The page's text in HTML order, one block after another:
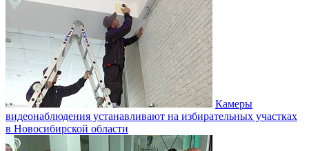
Камеры
видеонаблюдения устанавливают на избирательных участках
в Новосибирской области